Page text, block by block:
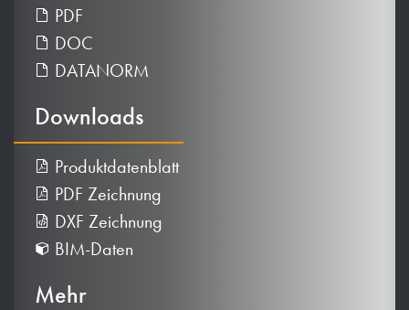
PDF
DOC
DATANORM
Downloads
Produktdatenblatt
PDF Zeichnung
DXF Zeichnung
BIM-Daten
Mehr